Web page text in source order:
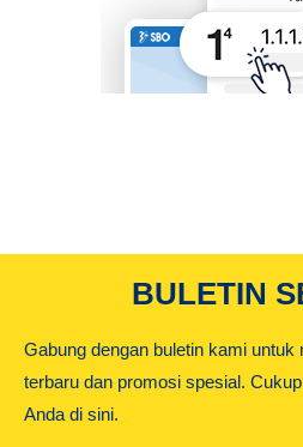
BULETIN
Gabung dengan buletin kami untuk
terbaru dan promosi spesial.
Anda di sini.